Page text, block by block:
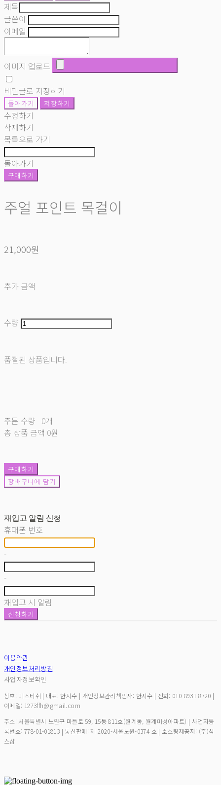
제목
글쓴이
이메일
이미지 업로드
비밀글로 지정하기
돌아가기 저장하기
수정하기
삭제하기
목록으로 가기
돌아가기
구매하기
주얼 포인트 목걸이
21,000원
추가 금액
수량
품절된 상품입니다.
주문 수량 0개
총 상품 금액 0원
구매하기
장바구니에 담기
재입고 알림 신청
휴대폰 번호
-
-
재입고 시 알림
신청하기
이용약관
개인정보처리방침
사업자정보확인
상호: 미스티쉬 | 대표: 한지수 | 개인정보관리책임자: 한지수 | 전화: 010-8931-8720 |
이메일: 1273ffh@gmail.com
주소: 서울특별시 노원구 마들로 59, 15동 811호(월계동, 월계미성아파트) | 사업자등
록번호: 778-01-01813 | 통신판매:제 2020-서울노원-0374 호 | 호스팅제공자: (주)식
스샵